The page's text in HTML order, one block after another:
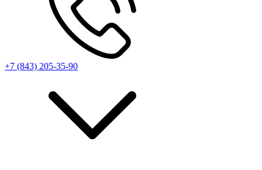
+7 (843) 205-35-90